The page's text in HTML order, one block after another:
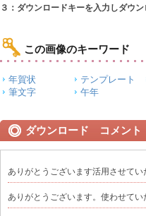
３：ダウンロードキーを入力しダウ
この画像のキーワード
年賀状 テンプレート
筆文字
午年
ダウンロード コメント
ありがとうございます活用させてい
ありがとうございます。使わせてい